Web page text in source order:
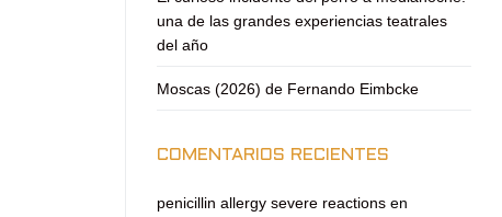
una de las grandes experiencias teatrales
del año
Moscas (2026) de Fernando Eimbcke
COMENTARIOS RECIENTES
penicillin allergy severe reactions en